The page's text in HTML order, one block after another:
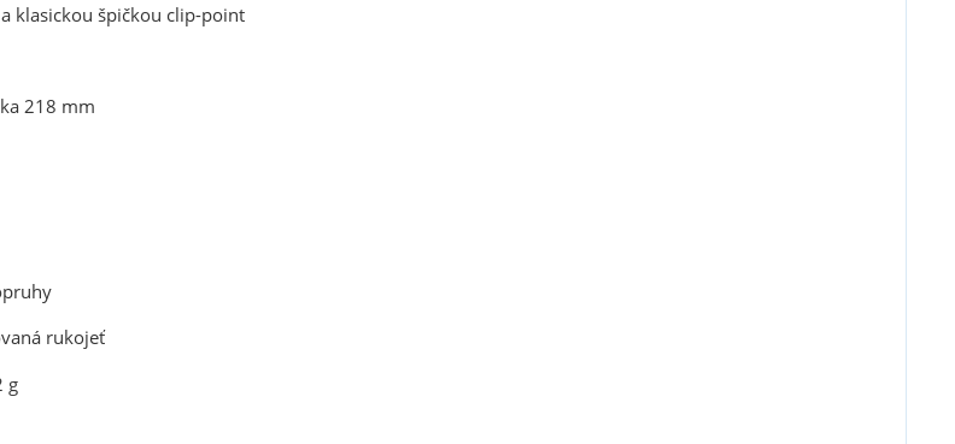
klasickou špičkou clip-point
218 mm
rukojeť
g